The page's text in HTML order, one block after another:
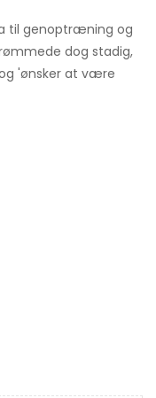
til genoptræning og
dog stadig,
'ønsker at være